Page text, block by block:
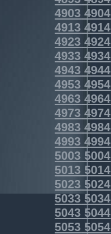
4903 4904
4913 4914
4923 4924
4933 4934
4943 4944
4953 4954
4963 4964
4973 4974
4983 4984
4993 4994
5003 5004
5013 5014
5023 5024
5033 5034
5043 5044
5053 5054